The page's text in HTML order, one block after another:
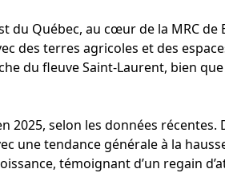
du Québec, au cœur de la MRC
des terres agricoles et des
du fleuve Saint-Laurent, bien
2025, selon les données récentes.
une tendance générale à la
témoignant d’un regain